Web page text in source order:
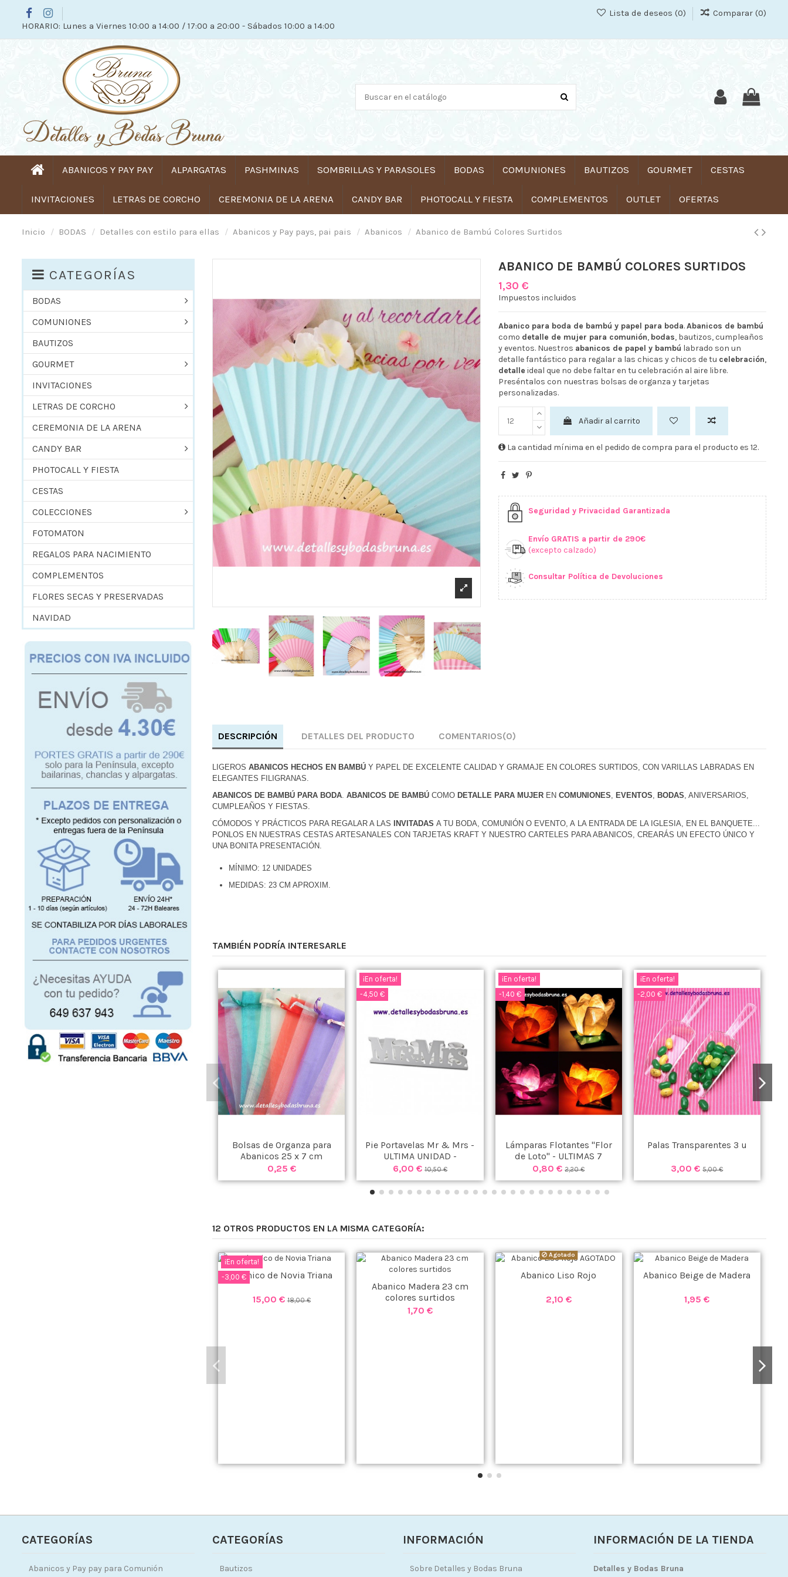
HORARIO: Lunes a Viernes 10:00 a 14:00 / 17:00 a 20:00 - Sábados 10:00 a 14:00
Lista de deseos (0) Comparar (0)
ABANICOS Y PAY PAY ALPARGATAS PASHMINAS SOMBRILLAS Y PARASOLES BODAS COMUNIONES BAUTIZOS GOURMET CESTAS
INVITACIONES LETRAS DE CORCHO CEREMONIA DE LA ARENA CANDY BAR PHOTOCALL Y FIESTA COMPLEMENTOS OUTLET OFERTAS
Inicio BODAS Detalles con estilo para ellas Abanicos y Pay pays, pai pais Abanicos Abanico de Bambú Colores Surtidos
ABANICO DE BAMBÚ COLORES SURTIDOS
1,30 €
Impuestos incluidos
Abanico para boda de bambú y papel para boda.Abanicos de bambú
como detalle de mujer para comunión, bodas, bautizos, cumpleaños
y eventos. Nuestros abanicos de papel y bambú labrado son un
detalle fantástico para regalar a las chicas y chicos de tu celebración,
detalle ideal que no debe faltar en tu celebración al aire libre.
Preséntalos con nuestras bolsas de organza y tarjetas
personalizadas.
Añadir al carrito
La cantidad mínima en el pedido de compra para el producto es 12.
Seguridad y Privacidad Garantizada
Envío GRATIS a partir de 290€
(excepto calzado)
Consultar Política de Devoluciones
DESCRIPCIÓN DETALLES DEL PRODUCTO COMENTARIOS(0)
LIGEROS ABANICOS HECHOS EN BAMBÚ Y PAPEL DE EXCELENTE CALIDAD Y GRAMAJE EN COLORES SURTIDOS, CON VARILLAS LABRADAS EN
ELEGANTES FILIGRANAS.
ABANICOS DE BAMBÚ PARA BODA. ABANICOS DE BAMBÚ COMO DETALLE PARA MUJER EN COMUNIONES, EVENTOS, BODAS, ANIVERSARIOS,
CUMPLEAÑOS Y FIESTAS.
CÓMODOS Y PRÁCTICOS PARA REGALAR A LAS
INVITADAS A TU BODA, COMUNIÓN O EVENTO, A LA ENTRADA DE LA IGLESIA, EN EL BANQUETE...
PONLOS EN NUESTRAS CESTAS ARTESANALES CON TARJETAS KRAFT Y NUESTRO CARTELES PARA ABANICOS, CREARÁS UN EFECTO ÚNICO Y
UNA BONITA PRESENTACIÓN.
MÍNIMO: 12 UNIDADES
MEDIDAS: 23 CM APROXIM.
TAMBIÉN PODRÍA INTERESARLE
Bolsas de Organza para
Abanicos 25 x 7 cm
ESCOGE COLORES
0,25 €
¡En oferta!
-4,50 €
Pie Portavelas Mr & Mrs -
ULTIMA UNIDAD -
6,00 € 10,50 €
¡En oferta!
-1,40 €
Lámparas Flotantes "Flor
de Loto" - ULTIMAS 7
UNIDADES -
0,80 €2,20 €
¡En oferta!
-2,00 €
Palas Transparentes 3 u
3,00 €5,00 €
12 OTROS PRODUCTOS EN LA MISMA CATEGORÍA:
¡En oferta!
-3,00 €
Abanico de Novia Triana
15,00 €18,00 €
Abanico Madera 23 cm
colores surtidos
1,70 €
Agotado
Abanico Liso Rojo
2,10 €
Abanico Beige de Madera
1,95 €
CATEGORÍAS
BODAS
COMUNIONES
BAUTIZOS
GOURMET
INVITACIONES
LETRAS DE CORCHO
CEREMONIA DE LA ARENA
CANDY BAR
PHOTOCALL Y FIESTA
CESTAS
COLECCIONES
FOTOMATON
REGALOS PARA NACIMIENTO
COMPLEMENTOS
FLORES SECAS Y PRESERVADAS
NAVIDAD
CATEGORÍAS
Abanicos y Pay pay para Comunión
CATEGORÍAS
Bautizos
INFORMACIÓN
Sobre Detalles y Bodas Bruna
INFORMACIÓN DE LA TIENDA
Detalles y Bodas Bruna